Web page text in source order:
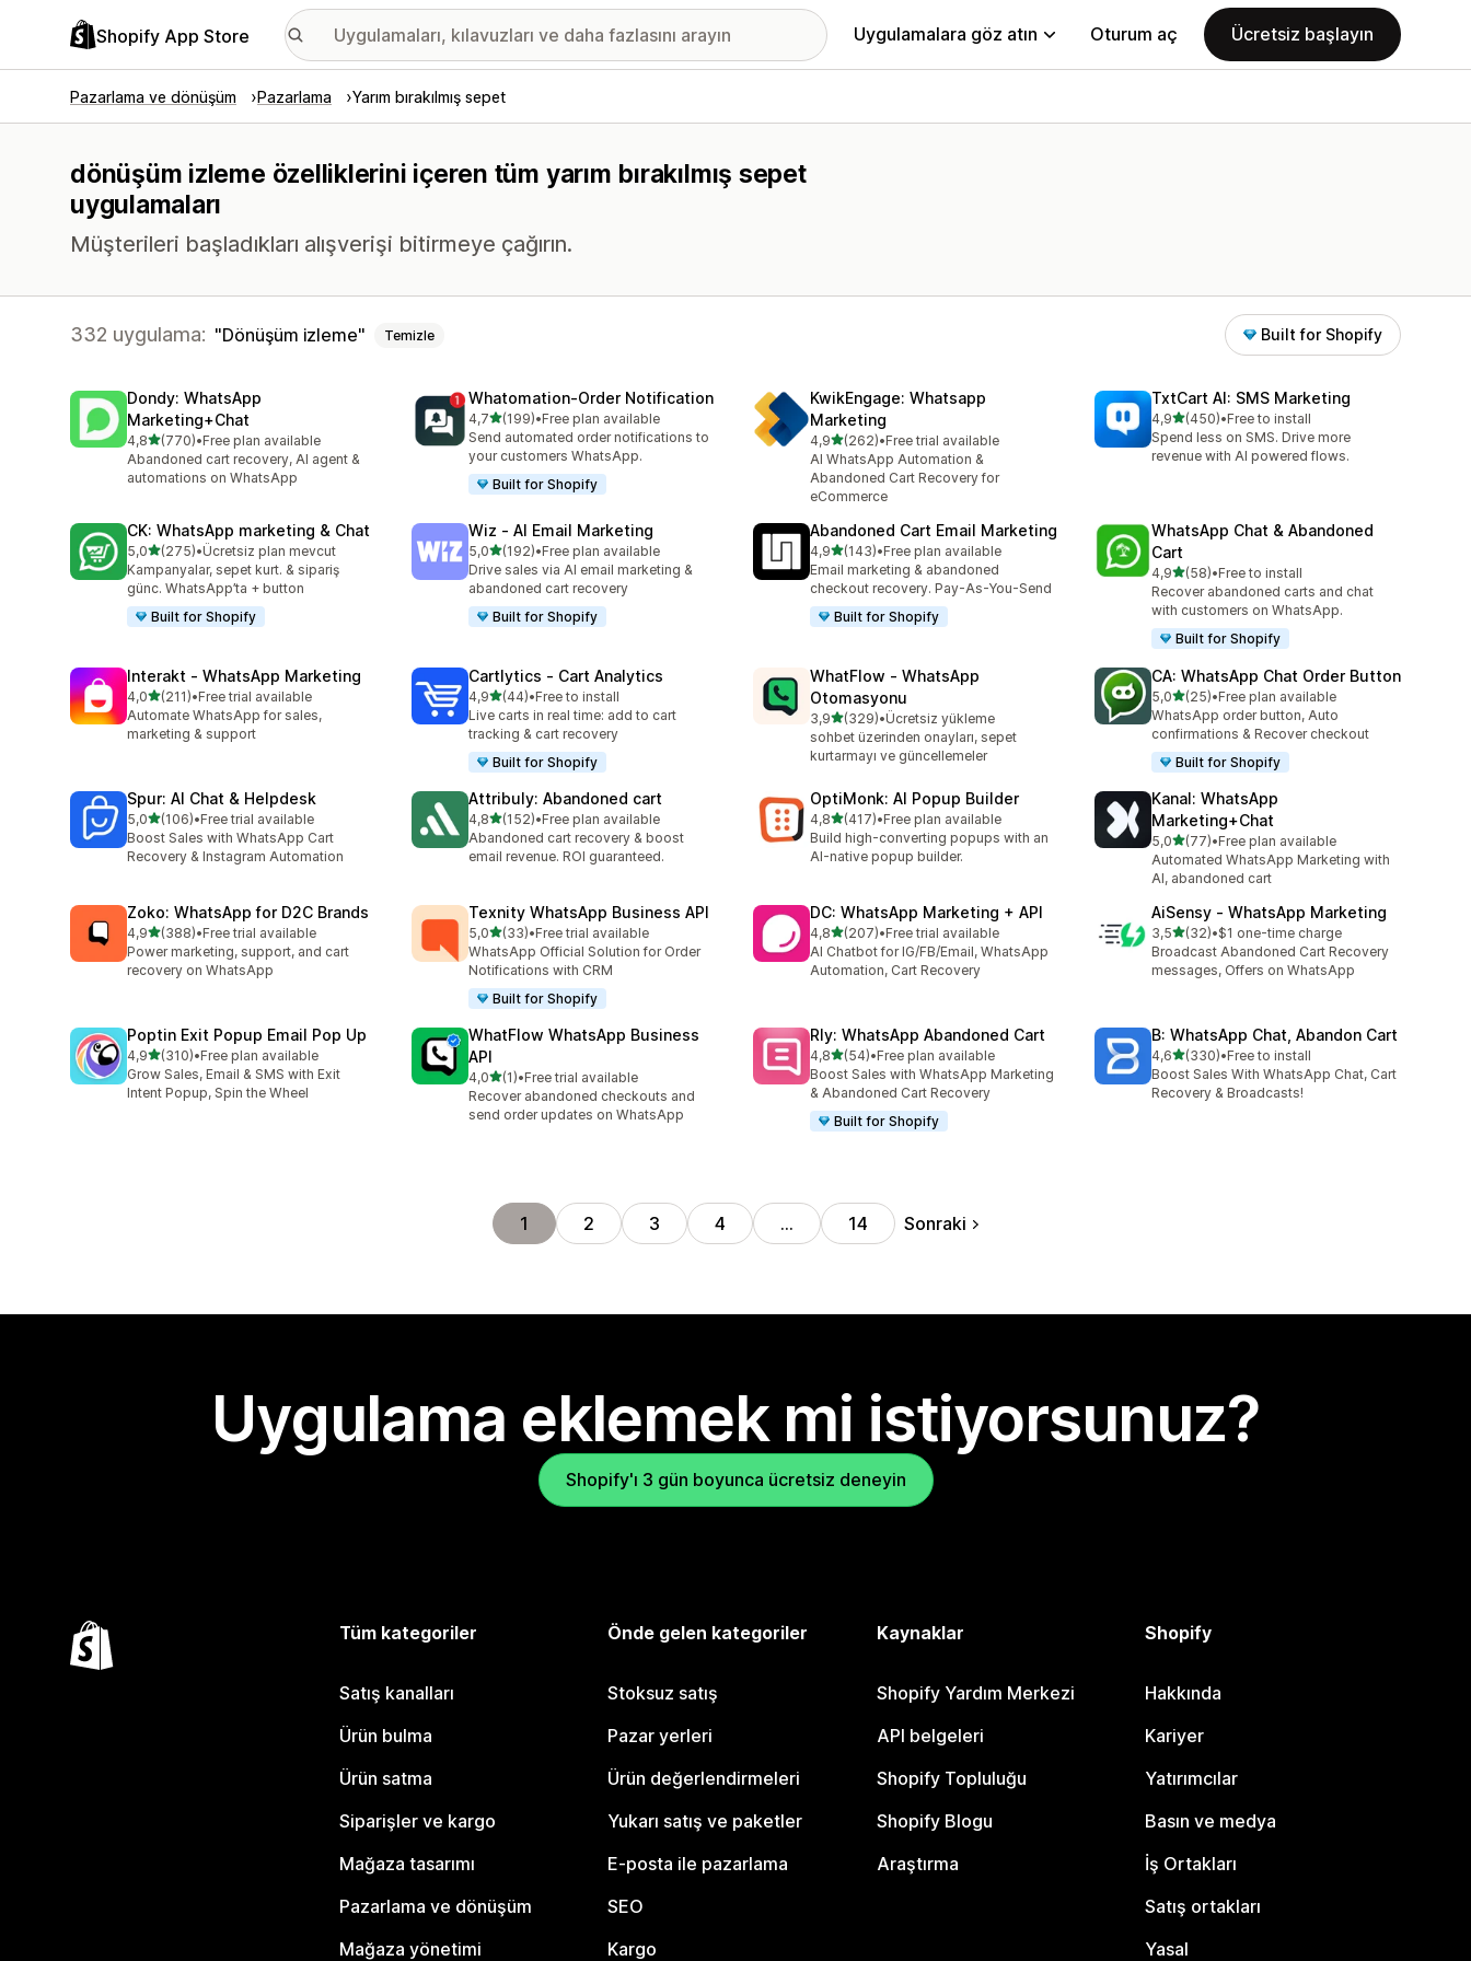
Shopify App Store Uygulamalara göz atın Oturum aç Ücretsiz başlayın
Pazarlama ve dönüşüm Pazarlama Yarım bırakılmış sepet
dönüşüm izleme özelliklerini içeren tüm yarım bırakılmış sepet
uygulamaları
Müşterileri başladıkları alışverişi bitirmeye çağırın.
332 uygulama: Dönüşüm izleme Temizle Built for Shopify
Dondy: WhatsApp
Marketing+Chat
4,85 yıldız üzerinden
(770)
toplam 770 değerlendirme
•Free plan available
Abandoned cart recovery, AI agent &
automations on WhatsApp
Whatomation‑Order Notification
4,75 yıldız üzerinden
(199)
toplam 199 değerlendirme
•Free plan available
Send automated order notifications to
your customers WhatsApp.
Built for Shopify
KwikEngage: Whatsapp
Marketing
4,95 yıldız üzerinden
(262)
toplam 262 değerlendirme
•Free trial available
AI WhatsApp Automation &
Abandoned Cart Recovery for
eCommerce
TxtCart AI: SMS Marketing
4,95 yıldız üzerinden
(450)
toplam 450 değerlendirme
•Free to install
Spend less on SMS. Drive more
revenue with AI powered flows.
CK: WhatsApp marketing & Chat
5,05 yıldız üzerinden
(275)
toplam 275 değerlendirme
•Ücretsiz plan mevcut
Kampanyalar, sepet kurt. & sipariş
günc. WhatsApp’ta + button
Built for Shopify
Wiz ‑ AI Email Marketing
5,05 yıldız üzerinden
(192)
toplam 192 değerlendirme
•Free plan available
Drive sales via AI email marketing &
abandoned cart recovery
Built for Shopify
Abandoned Cart Email Marketing
4,95 yıldız üzerinden
(143)
toplam 143 değerlendirme
•Free plan available
Email marketing & abandoned
checkout recovery. Pay-As-You-Send
Built for Shopify
WhatsApp Chat & Abandoned
Cart
4,95 yıldız üzerinden
(58)
toplam 58 değerlendirme
•Free to install
Recover abandoned carts and chat
with customers on WhatsApp.
Built for Shopify
Interakt ‑ WhatsApp Marketing
4,05 yıldız üzerinden
(211)
toplam 211 değerlendirme
•Free trial available
Automate WhatsApp for sales,
marketing & support
Cartlytics ‑ Cart Analytics
4,95 yıldız üzerinden
(44)
toplam 44 değerlendirme
•Free to install
Live carts in real time: add to cart
tracking & cart recovery
Built for Shopify
WhatFlow ‑ WhatsApp
Otomasyonu
3,95 yıldız üzerinden
(329)
toplam 329 değerlendirme
•Ücretsiz yükleme
sohbet üzerinden onayları, sepet
kurtarmayı ve güncellemeler
CA: WhatsApp Chat Order Button
5,05 yıldız üzerinden
(25)
toplam 25 değerlendirme
•Free plan available
WhatsApp order button, Auto
confirmations & Recover checkout
Built for Shopify
Spur: AI Chat & Helpdesk
5,05 yıldız üzerinden
(106)
toplam 106 değerlendirme
•Free trial available
Boost Sales with WhatsApp Cart
Recovery & Instagram Automation
Attribuly: Abandoned cart
4,85 yıldız üzerinden
(152)
toplam 152 değerlendirme
•Free plan available
Abandoned cart recovery & boost
email revenue. ROI guaranteed.
OptiMonk: AI Popup Builder
4,85 yıldız üzerinden
(417)
toplam 417 değerlendirme
•Free plan available
Build high-converting popups with an
AI-native popup builder.
Kanal: WhatsApp
Marketing+Chat
5,05 yıldız üzerinden
(77)
toplam 77 değerlendirme
•Free plan available
Automated WhatsApp Marketing with
AI, abandoned cart
Zoko: WhatsApp for D2C Brands
4,95 yıldız üzerinden
(388)
toplam 388 değerlendirme
•Free trial available
Power marketing, support, and cart
recovery on WhatsApp
Texnity WhatsApp Business API
5,05 yıldız üzerinden
(33)
toplam 33 değerlendirme
•Free trial available
WhatsApp Official Solution for Order
Notifications with CRM
Built for Shopify
DC: WhatsApp Marketing + API
4,85 yıldız üzerinden
(207)
toplam 207 değerlendirme
•Free trial available
AI Chatbot for IG/FB/Email, WhatsApp
Automation, Cart Recovery
AiSensy ‑ WhatsApp Marketing
3,55 yıldız üzerinden
(32)
toplam 32 değerlendirme
•$1 one-time charge
Broadcast Abandoned Cart Recovery
messages, Offers on WhatsApp
Poptin Exit Popup Email Pop Up
4,95 yıldız üzerinden
(310)
toplam 310 değerlendirme
•Free plan available
Grow Sales, Email & SMS with Exit
Intent Popup, Spin the Wheel
WhatFlow WhatsApp Business
API
4,05 yıldız üzerinden
(1)
toplam 1 değerlendirme
•Free trial available
Recover abandoned checkouts and
send order updates on WhatsApp
Rly: WhatsApp Abandoned Cart
4,85 yıldız üzerinden
(54)
toplam 54 değerlendirme
•Free plan available
Boost Sales with WhatsApp Marketing
& Abandoned Cart Recovery
Built for Shopify
B: WhatsApp Chat, Abandon Cart
4,65 yıldız üzerinden
(330)
toplam 330 değerlendirme
•Free to install
Boost Sales With WhatsApp Chat, Cart
Recovery & Broadcasts!
1 2 3 4 … 14 Sonraki
Uygulama eklemek mi istiyorsunuz?
Shopify'ı 3 gün boyunca ücretsiz deneyin
Tüm kategoriler
Satış kanalları
Ürün bulma
Ürün satma
Siparişler ve kargo
Mağaza tasarımı
Pazarlama ve dönüşüm
Mağaza yönetimi
Önde gelen kategoriler
Stoksuz satış
Pazar yerleri
Ürün değerlendirmeleri
Yukarı satış ve paketler
E-posta ile pazarlama
SEO
Kargo
Kaynaklar
Shopify Yardım Merkezi
API belgeleri
Shopify Topluluğu
Shopify Blogu
Araştırma
Shopify
Hakkında
Kariyer
Yatırımcılar
Basın ve medya
İş Ortakları
Satış ortakları
Yasal